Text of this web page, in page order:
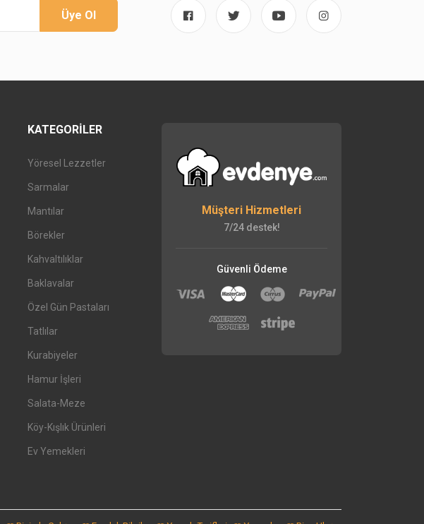
Üye Ol
KATEGORILER
Yöresel Lezzetler
Sarmalar
Mantılar
Börekler
Kahvaltılıklar
Baklavalar
Özel Gün Pastaları
Tatlılar
Kurabiyeler
Hamur İşleri
Salata-Meze
Köy-Kışlık Ürünleri
Ev Yemekleri
Müşteri Hizmetleri
7/24 destek!
Güvenli Ödeme